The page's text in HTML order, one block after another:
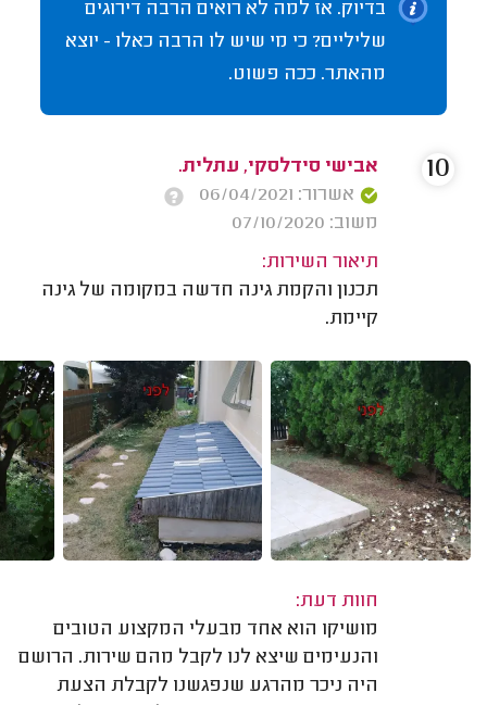
בדיוק. אז למה לא רואים הרבה דירוגים
שליליים? כי מי שיש לו הרבה כאלו - יוצא
מהאתר. ככה פשוט.
אבישי סידלסקי, עתלית.
אשרור: 06/04/2021
משוב: 07/10/2020
תיאור השירות:
תכנון והקמת גינה חדשה במקומה של גינה
קיימת.
חוות דעת:
מושיקו הוא אחד מבעלי המקצוע הטובים
והנעימים שיצא לנו לקבל מהם שירות. הרושם
היה ניכר מהרגע שנפגשנו לקבלת הצעת
10